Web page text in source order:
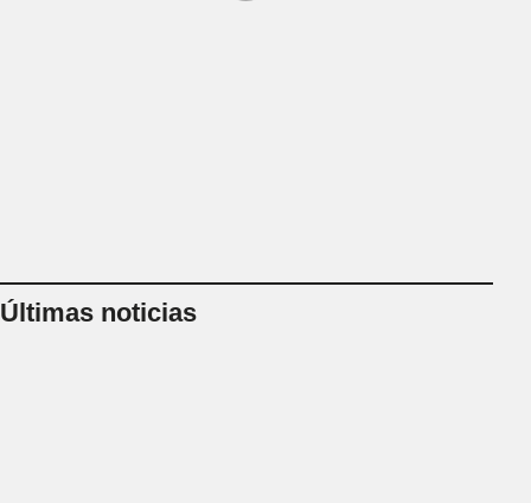
Últimas noticias